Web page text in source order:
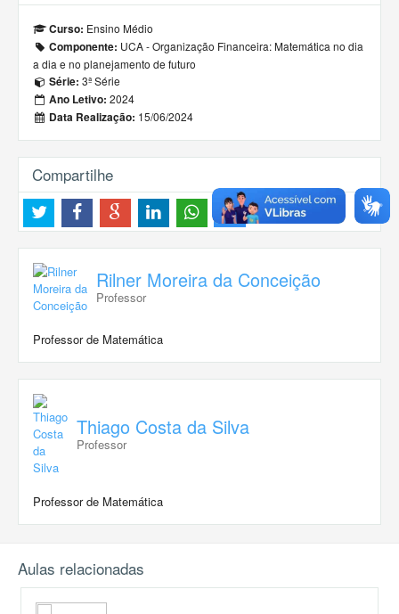
Curso: Ensino Médio
Componente: UCA - Organização Financeira: Matemática no dia
a dia e no planejamento de futuro
Série: 3ª Série
Ano Letivo: 2024
Data Realização: 15/06/2024
Compartilhe
Rilner Moreira da Conceição
Professor
Professor de Matemática
Thiago Costa da Silva
Professor
Professor de Matemática
Aulas relacionadas